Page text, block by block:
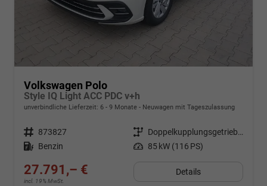
Volkswagen Polo
Style IQ Light ACC PDC v+h
unverbindliche Lieferzeit: 6 - 9 Monate Neuwagen mit Tageszulassung
Fahrzeugnr. 873827 Getriebe
Doppelkupplungsgetriebe (DSG)
Kraftstoff Benzin Leistung 85 kW (116 PS)
27.791,– €
incl. 19% MwSt.
Details